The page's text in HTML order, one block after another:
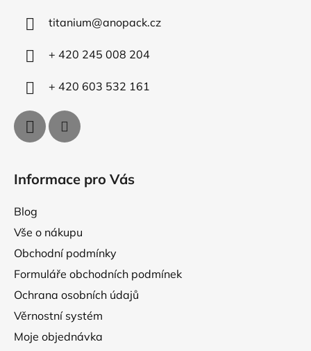
í
titanium@anopack.cz
+ 420 245 008 204
+ 420 603 532 161
Informace pro Vás
Blog
Vše o nákupu
Obchodní podmínky
Formuláře obchodních podmínek
Ochrana osobních údajů
Věrnostní systém
Moje objednávka